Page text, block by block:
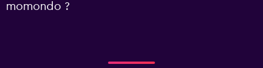
momondo ?